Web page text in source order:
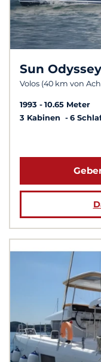
Sun
Volos (40 km von
1993
10.65 Meter
3 Kabinen
6